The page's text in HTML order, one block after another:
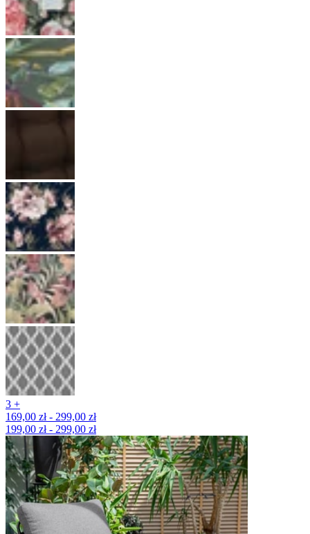
3 +
169,00 zł - 299,00 zł
199,00 zł - 299,00 zł